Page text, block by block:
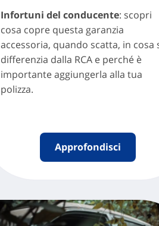
Infortuni del conducente: scopri
cosa copre questa garanzia
accessoria, quando scatta, in cosa
differenzia dalla RCA e perché è
importante aggiungerla alla tua
polizza.
Approfondisci